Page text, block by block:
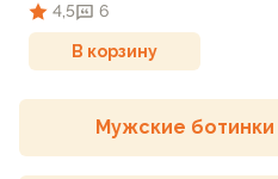
4,5 6
В корзину
Мужские ботинки